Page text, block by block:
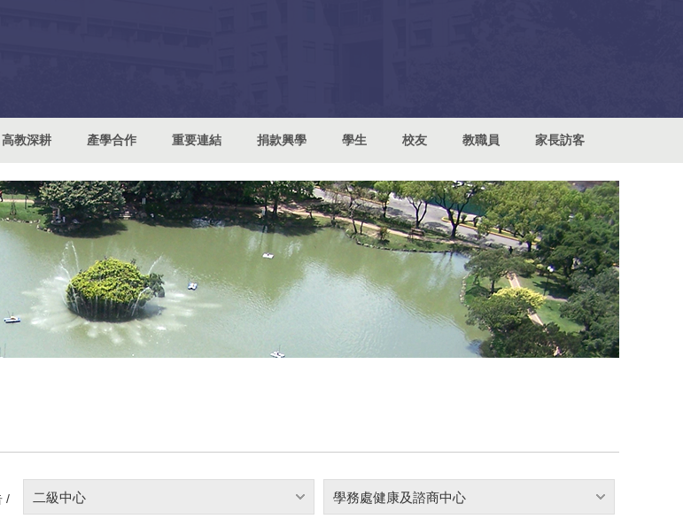
高教深耕 產學合作 重要連結 捐款興學 學生 校友 教職員 家長訪客
/ 二級中心 學務處健康及諮商中心